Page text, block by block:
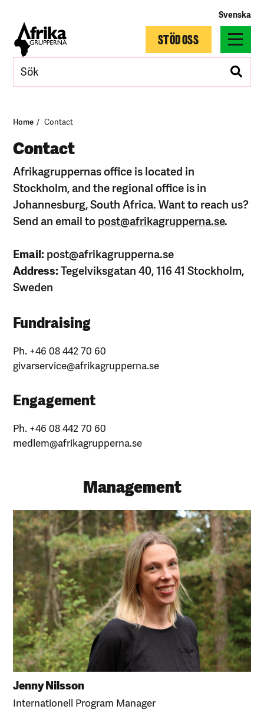
Svenska
STÖD OSS
Home Contact
Contact
Afrikagruppernas office is located in
Stockholm, and the regional office is in
Johannesburg, South Africa. Want to reach us?
Send an email topost@afrikagrupperna.se.
Email:post@afrikagrupperna.se
Address:Tegelviksgatan 40, 116 41 Stockholm,
Sweden
Fundraising
Ph. +46 08 442 70 60
givarservice@afrikagrupperna.se
Engagement
Ph. +46 08 442 70 60
medlem@afrikagrupperna.se
Management
Jenny Nilsson
Internationell Program Manager